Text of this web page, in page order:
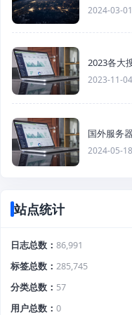
2024-03-01
2023各大
2023-11-04
国外服务
2024-05-18
站点统计
日志总数 86,991
标签总数
285,745
分类总数
57
用户总数
0